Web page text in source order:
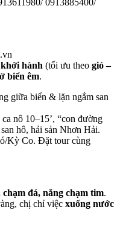
hành (tối ưu theo gió –
biển êm.
giữa biển & lặn ngắm san
nô 10–15’, “con đường
hô, hải sản Nhơn Hải.
Kỳ Co. Đặt tour cùng
chạm đá, nắng chạm tim.
chị chỉ việc xuống nước